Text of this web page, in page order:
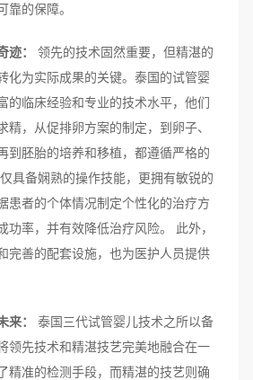
靠的保障。
：
领先的技术固然重要，但精湛的
化为实际成果的关键。泰国的试管婴
的临床经验和专业的技术水平，他们
精，从促排卵方案的制定，到卵子、
到胚胎的培养和移植，都遵循严格的
具备娴熟的操作技能，更拥有敏锐的
患者的个体情况制定个性化的治疗方
功率，并有效降低治疗风险。 此外，
完善的配套设施，也为医护人员提供
：
泰国三代试管婴儿技术之所以备
领先技术和精湛技艺完美地融合在一
精准的检测手段，而精湛的技艺则确